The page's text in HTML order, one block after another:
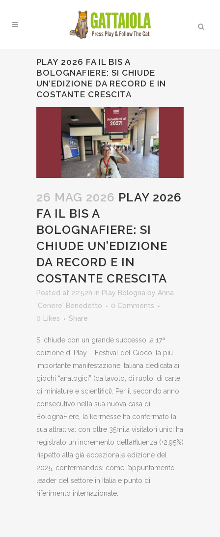
PLAY 2026 FA IL BIS A
BOLOGNAFIERE: SI CHIUDE
UN’EDIZIONE DA RECORD E IN
COSTANTE CRESCITA
26 MAG 2026 PLAY 2026
FA IL BIS A
BOLOGNAFIERE: SI
CHIUDE UN’EDIZIONE
DA RECORD E IN
COSTANTE CRESCITA
Posted at 22:52h in Play Bologna by Anna
'Cenere' Benedetto
0 Comments
0
Likes Share
Si chiude con un grande successo la 17ª
edizione di Play – Festival del Gioco, la più
importante manifestazione italiana dedicata ai
giochi “analogici” (da tavolo, di ruolo, di carte,
di miniature e scientifici). Per il secondo anno
consecutivo nella sua nuova casa di
BolognaFiere, la kermesse ha confermato la
sua attrattiva: con oltre 35mila visitatori unici ha
registrato un incremento dell’affluenza (+2,95%)
rispetto alla già eccezionale edizione del
2025, confermandosi come l’appuntamento
leader del settore in Italia e punto di
riferimento internazionale.